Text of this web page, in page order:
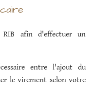
RIB afin d'effectuer un
entre l'ajout du
le virement selon votre